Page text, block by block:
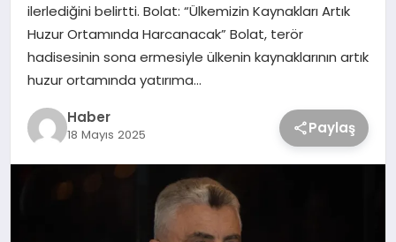
ilerlediğini belirtti. Bolat: “Ülkemizin Kaynakları Artık
Huzur Ortamında Harcanacak” Bolat, terör
hadisesinin sona ermesiyle ülkenin kaynaklarının artık
huzur ortamında yatırıma…
Haber
18 Mayıs 2025 Paylaş